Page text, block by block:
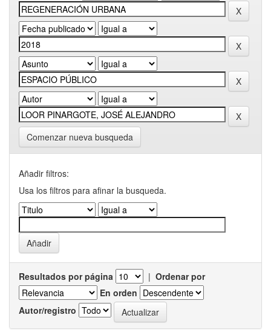
Comenzar nueva busqueda
Añadir filtros:
Usa los filtros para afinar la busqueda.
Resultados por página | Ordenar por
En orden
Autor/registro